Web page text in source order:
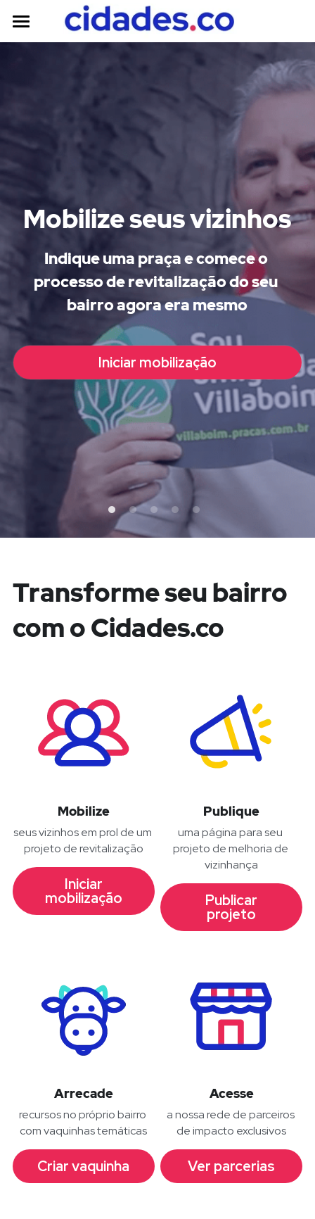
Iniciar mobilização
Para Empresas
Mobilizações
Vaquinhas
Parcerias
Mobilize seus vizinhos
Indique uma praça e comece o
processo de revitalização do seu
bairro agora era mesmo
Iniciar mobilização
Transforme seu bairro
com o Cidades.co
Mobilize
seus vizinhos em prol de um
projeto de revitalização
Iniciar
mobilização
Publique
uma página para seu
projeto de melhoria de
vizinhança
Publicar
projeto
Arrecade
recursos no próprio bairro
com vaquinhas temáticas
Criar vaquinha
Acesse
a nossa rede de parceiros
de impacto exclusivos
Ver parcerias